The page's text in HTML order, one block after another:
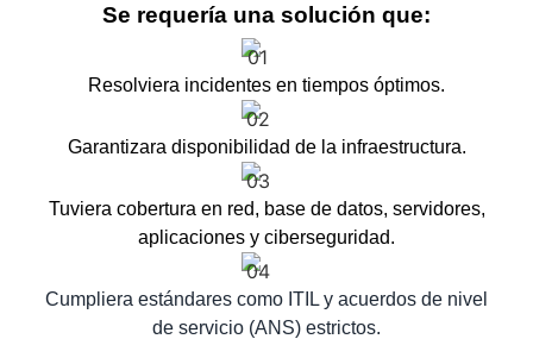
Se requería una solución que:
Resolviera incidentes en tiempos óptimos.
Garantizara disponibilidad de la infraestructura.
Tuviera cobertura en red, base de datos, servidores,
aplicaciones y ciberseguridad.
Cumpliera estándares como ITIL y acuerdos de nivel
de servicio (ANS) estrictos.